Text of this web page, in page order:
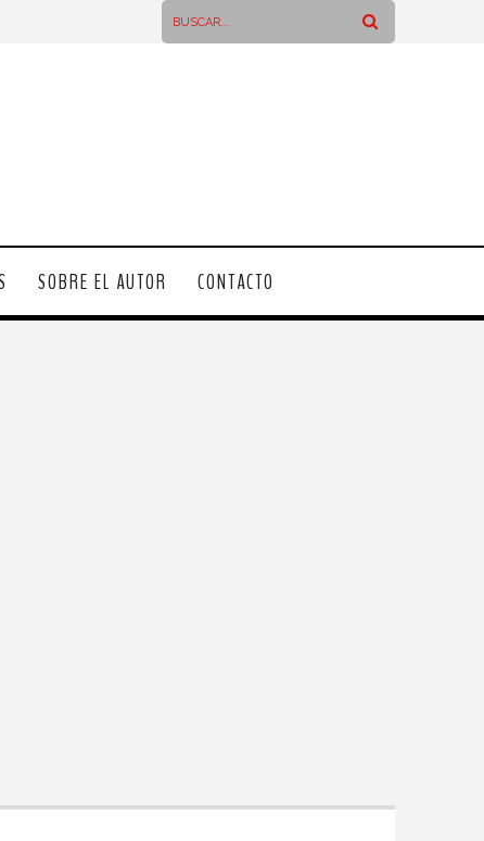
SOBRE EL AUTOR CONTACTO